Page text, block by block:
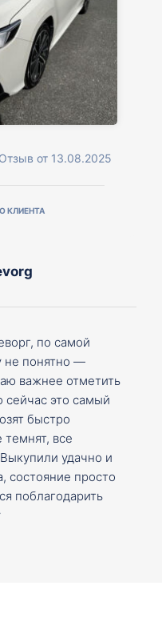
от 13.08.2025
КЛИЕНТА
по самой
не понятно —
важнее отметить
сейчас это самый
быстро
все
удачно и
состояние просто
поблагодарить